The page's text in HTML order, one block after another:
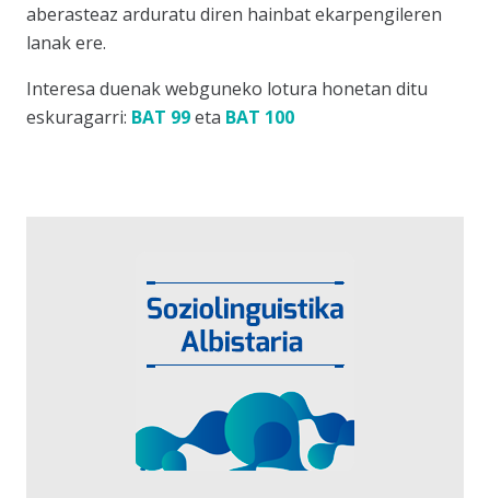
aberasteaz arduratu diren hainbat ekarpengileren
lanak ere.
Interesa duenak webguneko lotura honetan ditu
eskuragarri: BAT 99eta BAT 100